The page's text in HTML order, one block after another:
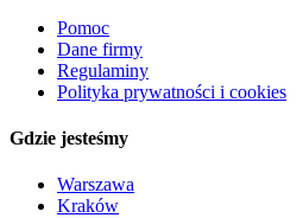
Pomoc
Dane firmy
Regulaminy
Polityka prywatności i cookies
Gdzie jesteśmy
Warszawa
Kraków